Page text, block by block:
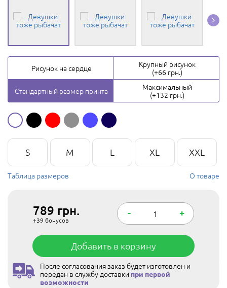
Рисунок на сердце
Крупный рисунок
(+66 грн.)
Стандартный размер принта
Максимальный
(+132 грн.)
S M L XL XXL
Таблица размеров О товаре
789 грн.
+39 бонусов
- +
Добавить в корзину
После согласования заказ будет изготовлен и
передан в службу доставки при первой
возможности